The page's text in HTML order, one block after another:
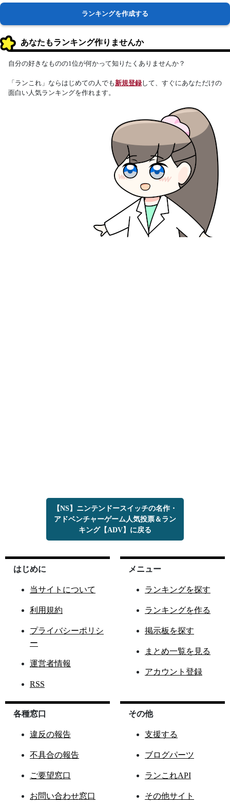
ランキングを作成する
あなたもランキング作りませんか
自分の好きなものの1位が何かって知りたくありませんか？
「ランこれ」ならはじめての人でも新規登録して、すぐにあなただけの
面白い人気ランキングを作れます。
【NS】ニンテンドースイッチの名作・
アドベンチャーゲーム人気投票＆ラン
キング【ADV】に戻る
はじめに
当サイトについて
利用規約
プライバシーポリシ
ー
運営者情報
RSS
メニュー
ランキングを探す
ランキングを作る
掲示板を探す
まとめ一覧を見る
アカウント登録
各種窓口
違反の報告
不具合の報告
ご要望窓口
お問い合わせ窓口
その他
支援する
ブログパーツ
ランこれAPI
その他サイト